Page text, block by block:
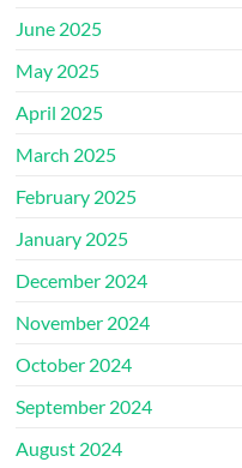
June 2025
May 2025
April 2025
March 2025
February 2025
January 2025
December 2024
November 2024
October 2024
September 2024
August 2024